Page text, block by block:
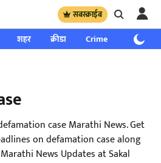
सबस्क्राईब
शहर क्रीडा Crime साप्ताहिक
case Marathi News. Get
on defamation case along
News Updates at Sakal